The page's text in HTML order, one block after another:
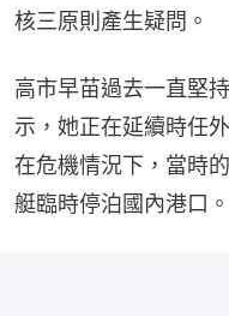
核三原則產生疑問。
高市早苗過去一直堅
示，她正在延續時任
在危機情況下，當時
艇臨時停泊國內港口。